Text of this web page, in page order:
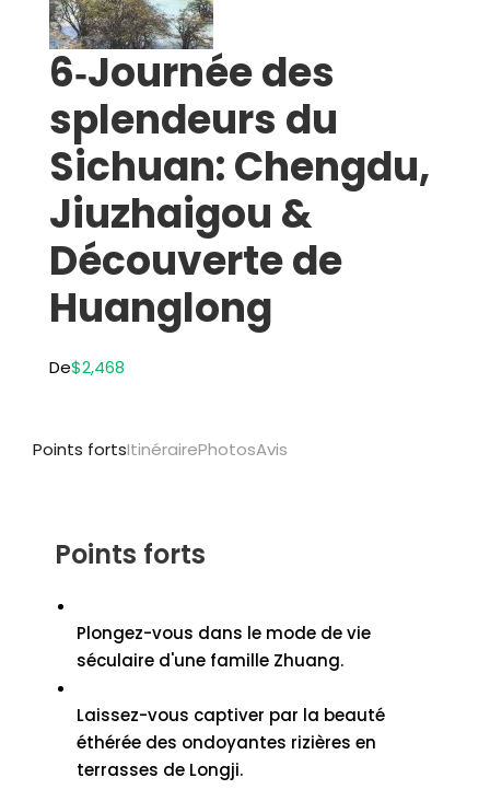
6‑Journée des
splendeurs du
Sichuan: Chengdu,
Jiuzhaigou &
Découverte de
Huanglong
De$2,468
Points fortsItinérairePhotosAvis
Points forts
Plongez-vous dans le mode de vie
séculaire d'une famille Zhuang.
Laissez-vous captiver par la beauté
éthérée des ondoyantes rizières en
terrasses de Longji.